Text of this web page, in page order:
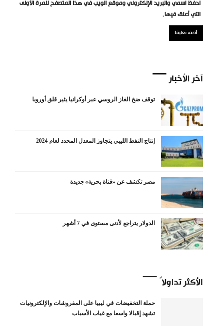
احفظ اسمي والبريد الإلكتروني وموقع الويب في هذا المتصفح للمرة الأولى
التي أعلق فيها.
آخر الأخبار
توقف ضخ الغاز الروسي عبر أوكرانيا يثير قلق أوروبا
إنتاج النفط الليبي يتجاوز المعدل المحدد لعام 2024
مصر تكشف عن «قناة بحرية» جديدة
الدولار يتراجع لأدنى مستوى في 7 أشهر
الأكثر تداولاً
حملة التخفيضات في ليبيا على المفروشات والإلكترونيات
تشهد إقبالا واسعا مع غياب الأسباب